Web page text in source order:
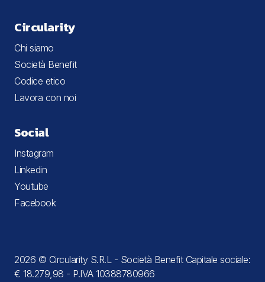
Circularity
Chi siamo
Società Benefit
Codice etico
Lavora con noi
Social
Instagram
Linkedin
Youtube
Facebook
2026 © Circularity S.R.L - Società Benefit Capitale sociale:
€ 18.279,98 - P.IVA 10388780966